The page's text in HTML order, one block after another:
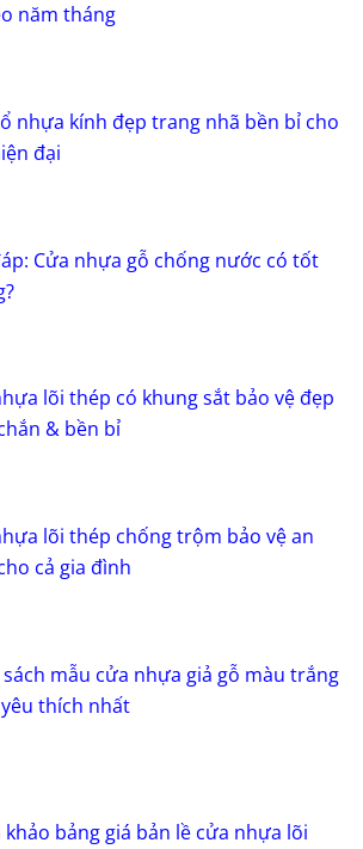
năm tháng
nhựa kính đẹp trang nhã bền bỉ cho
đại
Cửa nhựa gỗ chống nước có tốt
lõi thép có khung sắt bảo vệ đẹp
& bền bỉ
lõi thép chống trộm bảo vệ an
cả gia đình
mẫu cửa nhựa giả gỗ màu trắng
thích nhất
khảo bảng giá bản lề cửa nhựa lõi